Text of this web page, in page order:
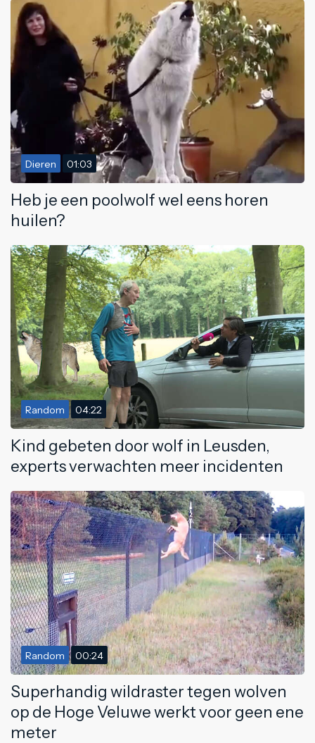
Dieren 01:03
Heb je een poolwolf wel eens horen
huilen?
Random 04:22
Kind gebeten door wolf in Leusden,
experts verwachten meer incidenten
Random 00:24
Superhandig wildraster tegen wolven
op de Hoge Veluwe werkt voor geen ene
meter